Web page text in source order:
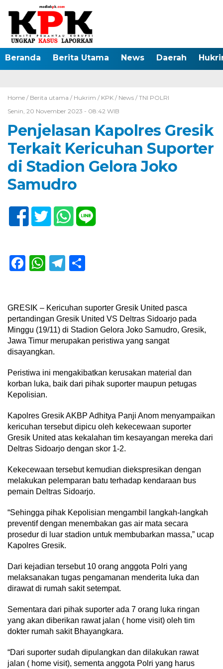
Beranda Berita Utama News Daerah
Home / Berita utama / Hukrim / KPK / News / TNI POLRI
Senin, 20 November 2023 - 08:42 WIB
Penjelasan Kapolres Gresik
Terkait Kericuhan Suporter
di Stadion Gelora Joko
Samudro
Facebook
WhatsApp
Telegram
GRESIK – Kericuhan suporter Gresik United pasca
pertandingan Gresik United VS Deltras Sidoarjo pada
Minggu (19/11) di Stadion Gelora Joko Samudro, Gresik,
Jawa Timur merupakan peristiwa yang sangat
disayangkan.
Peristiwa ini mengakibatkan kerusakan material dan
korban luka, baik dari pihak suporter maupun petugas
Kepolisian.
Kapolres Gresik AKBP Adhitya Panji Anom menyampaikan
kericuhan tersebut dipicu oleh kekecewaan suporter
Gresik United atas kekalahan tim kesayangan mereka dari
Deltras Sidoarjo dengan skor 1-2.
Kekecewaan tersebut kemudian diekspresikan dengan
melakukan pelemparan batu terhadap kendaraan bus
pemain Deltras Sidoarjo.
“Sehingga pihak Kepolisian mengambil langkah-langkah
preventif dengan menembakan gas air mata secara
prosedur di luar stadion untuk membubarkan massa,” ucap
Kapolres Gresik.
Dari kejadian tersebut 10 orang anggota Polri yang
melaksanakan tugas pengamanan menderita luka dan
dirawat di rumah sakit setempat.
Sementara dari pihak suporter ada 7 orang luka ringan
yang akan diberikan rawat jalan ( home visit) oleh tim
dokter rumah sakit Bhayangkara.
“Dari suporter sudah dipulangkan dan dilakukan rawat
jalan ( home visit), sementa anggota Polri yang harus